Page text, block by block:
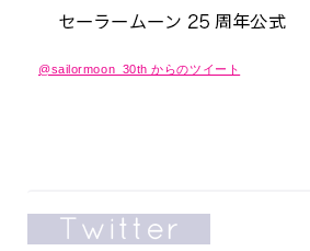
@sailormoon_30th からのツイート